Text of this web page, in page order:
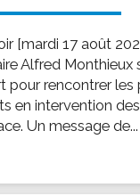
[mardi 17 août
Alfred Monthieux
pour rencontrer les
en intervention
Un message de...